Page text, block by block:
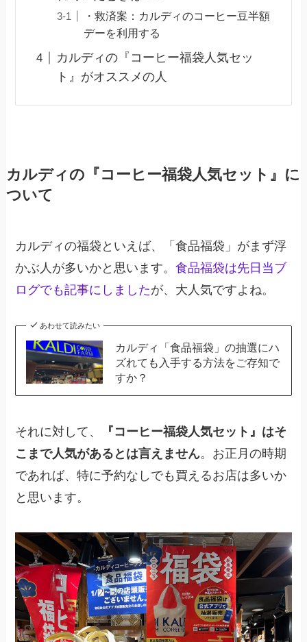
・救済案：カルディのコーヒー豆半額
デーを利用する
カルディの『コーヒー福袋人気セッ
ト』がオススメの人
カルディの『コーヒー福袋人気セット』に
ついて
カルディの福袋といえば、「食品福袋」がまず浮
かぶ人が多いかと思います。食品福袋は先日当ブ
ログでも記事にしましたが、大人気ですよね。
あわせて読みたい
カルディ「食品福袋」の抽選にハ
ズれても入手する方法をご存知で
すか？
それに対して、
『コーヒー福袋人気セット』はそ
こまで人気があるとは言えません。お正月の時期
であれば、特に予約なしでも買えるお店は多いか
と思います。